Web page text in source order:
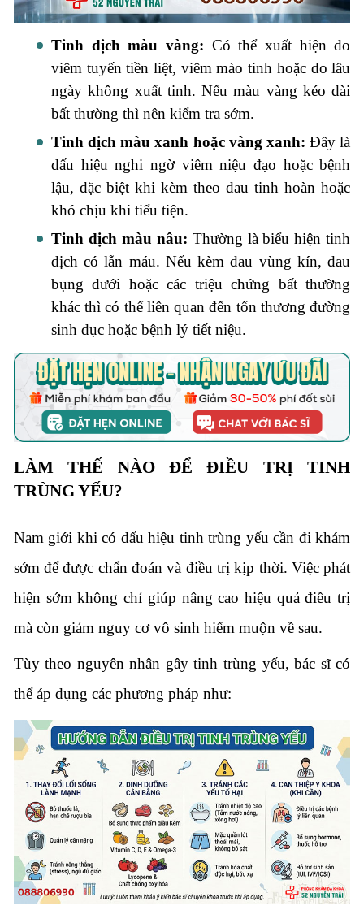
Tinh dịch màu vàng: Có thể xuất hiện do
viêm tuyến tiền liệt, viêm mào tinh hoặc do lâu
ngày không xuất tinh. Nếu màu vàng kéo dài
bất thường thì nên kiểm tra sớm.
Tinh dịch màu xanh hoặc vàng xanh: Đây là
dấu hiệu nghi ngờ viêm niệu đạo hoặc bệnh
lậu, đặc biệt khi kèm theo đau tinh hoàn hoặc
khó chịu khi tiểu tiện.
Tinh dịch màu nâu: Thường là biểu hiện tinh
dịch có lẫn máu. Nếu kèm đau vùng kín, đau
bụng dưới hoặc các triệu chứng bất thường
khác thì có thể liên quan đến tổn thương đường
sinh dục hoặc bệnh lý tiết niệu.
LÀM THẾ NÀO ĐỂ ĐIỀU TRỊ TINH
TRÙNG YẾU?
Nam giới khi có dấu hiệu tinh trùng yếu cần đi khám
sớm để được chẩn đoán và điều trị kịp thời. Việc phát
hiện sớm không chỉ giúp nâng cao hiệu quả điều trị
mà còn giảm nguy cơ vô sinh hiếm muộn về sau.
Tùy theo nguyên nhân gây tinh trùng yếu, bác sĩ có
thể áp dụng các phương pháp như: